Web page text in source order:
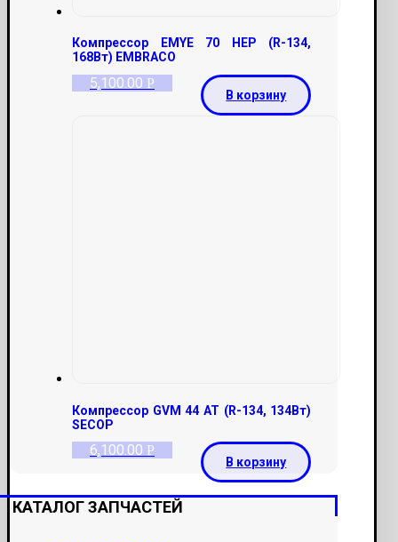
Компрессор EMYE 70 HEP (R-134,
168Вт) EMBRACO
5,100.00 Р
В корзину
Компрессор GVM 44 AT (R-134, 134Вт)
SECOP
6,100.00 Р
В корзину
КАТАЛОГ ЗАПЧАСТЕЙ